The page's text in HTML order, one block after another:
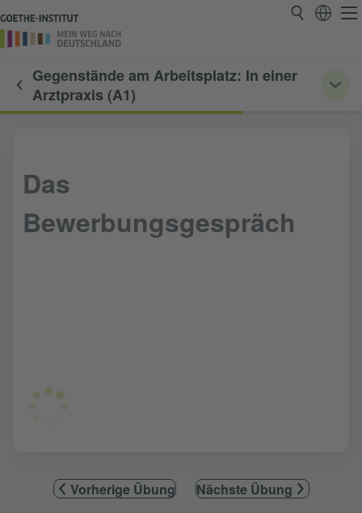
Gegenstände am Arbeitsplatz: In einer
Arztpraxis (A1)
Das
Bewerbungsgespräch
Vorherige Übung Nächste Übung